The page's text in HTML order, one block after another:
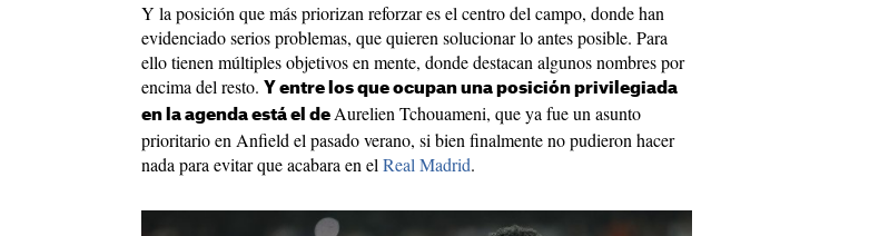
Y la posición que más priorizan reforzar es el centro del campo, donde han
evidenciado serios problemas, que quieren solucionar lo antes posible. Para
ello tienen múltiples objetivos en mente, donde destacan algunos nombres por
encima del resto. Y entre los que ocupan una posición privilegiada
en la agenda está el de Aurelien Tchouameni, que ya fue un asunto
prioritario en Anfield el pasado verano, si bien finalmente no pudieron hacer
nada para evitar que acabara en el Real Madrid.